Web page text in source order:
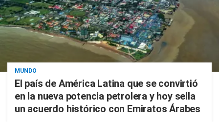
MUNDO
El país de América Latina que se convirtió
en la nueva potencia petrolera y hoy sella
un acuerdo histórico con Emiratos Árabes